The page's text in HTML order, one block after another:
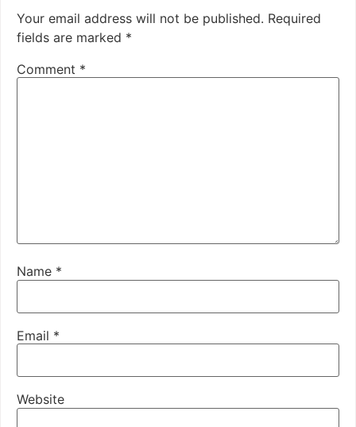
Your email address will not be published. Required
fields are marked *
Comment *
Name *
Email *
Website